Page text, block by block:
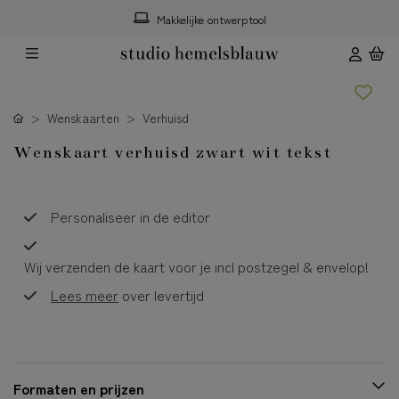
Makkelijke ontwerptool
Wenskaarten Verhuisd
Wenskaart verhuisd zwart wit tekst
Personaliseer in de editor
Wij verzenden de kaart voor je incl postzegel & envelop!
Lees meer over levertijd
Formaten en prijzen